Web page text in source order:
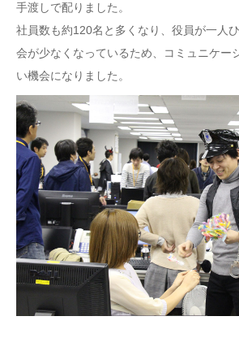
手渡しで配りました。
社員数も約120名と多くなり、役員が一人
会が少なくなっているため、コミュニケー
い機会になりました。